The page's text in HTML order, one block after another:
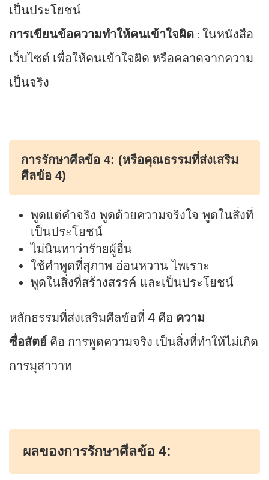
เป็นประโยชน์
การเขียนข้อความทำให้คนเข้าใจผิด: ในหนังสือ
เว็บไซต์ เพื่อให้คนเข้าใจผิด หรือคลาดจากความ
เป็นจริง
การรักษาศีลข้อ 4: (หรือคุณธรรมที่ส่งเสริม
ศีลข้อ 4)
พูดแต่คำจริง พูดด้วยความจริงใจ พูดในสิ่งที่
เป็นประโยชน์
ไม่นินทาว่าร้ายผู้อื่น
ใช้คำพูดที่สุภาพ อ่อนหวาน ไพเราะ
พูดในสิ่งที่สร้างสรรค์ และเป็นประโยชน์
หลักธรรมที่ส่งเสริมศีลข้อที่ 4 คือ ความ
ซื่อสัตย์คือ การพูดความจริง เป็นสิ่งที่ทำให้ไม่เกิด
การมุสาวาท
ผลของการรักษาศีลข้อ 4: